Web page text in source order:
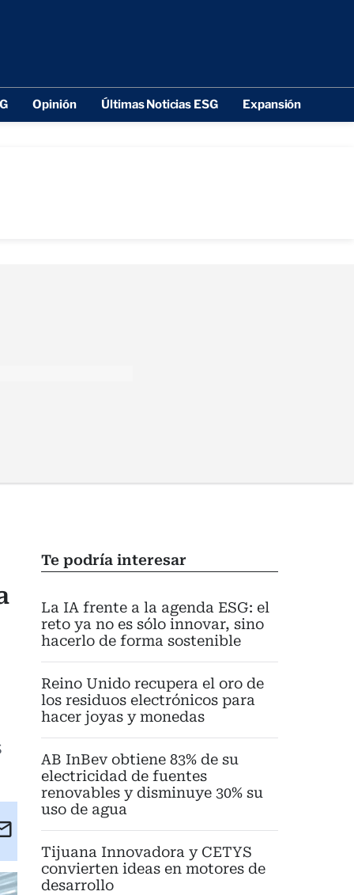
Opinión Últimas Noticias ESG Expansión
Te podría interesar
La IA frente a la agenda ESG: el
reto ya no es sólo innovar, sino
hacerlo de forma sostenible
Reino Unido recupera el oro de
los residuos electrónicos para
hacer joyas y monedas
AB InBev obtiene 83% de su
electricidad de fuentes
renovables y disminuye 30% su
uso de agua
Tijuana Innovadora y CETYS
convierten ideas en motores de
desarrollo
Email